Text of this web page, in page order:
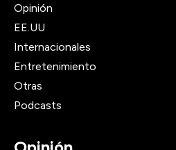
Opinión
EE.UU
Internacionales
Entretenimiento
Otras
Podcasts